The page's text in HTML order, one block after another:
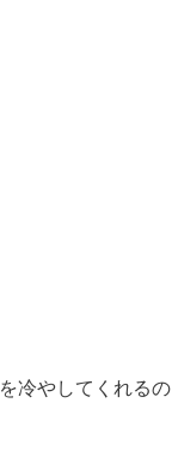
冷やしてくれるの